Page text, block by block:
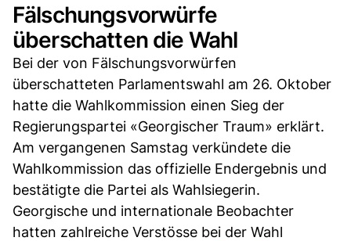
Fälschungsvorwürfe
überschatten die Wahl
Bei der von Fälschungsvorwürfen
überschatteten Parlamentswahl am 26. Oktober
hatte die Wahlkommission einen Sieg der
Regierungspartei «Georgischer Traum» erklärt.
Am vergangenen Samstag verkündete die
Wahlkommission das offizielle Endergebnis und
bestätigte die Partei als Wahlsiegerin.
Georgische und internationale Beobachter
hatten zahlreiche Verstösse bei der Wahl